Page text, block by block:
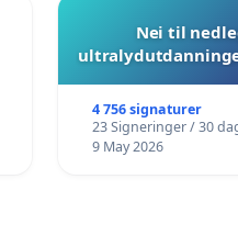
Nei til
4 756 signaturer
23 Signeringer / 30
9 May 2026